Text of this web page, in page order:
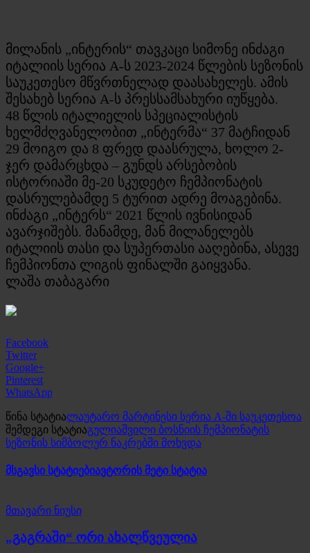
მილანის „ინტერის“ თავკაცი სიმონე ინძაგი
იტალიის სერია A-ს 2023-2024 წლების სეზონის
საუკეთესო მწვრთნელად დაასახელეს. ამის
შესახებ სერია A-ს პრესსამსახური იუწყება.
48 წლის იტალიელის სპეციალისტის
ხელმძღვანელობით „ინტერმა“ 37 მატჩიდან
29 მოიგო და 8 ფრედ დაასრულა, ხოლო 2-
ჯერ დამარცხდა – გუნდს არსებობის
ისტორიაში მე-20 სკუდეტო ჩემპიონატის
დასრულებამდე 5 ტურით ადრე მოაგებინა.
ინძაგი „ინტერს“ 2021 წლის ივნისიდან
ავარჯიშებს. მანამდე, მან მილანელებს
იტალიის თასი და სუპერთასი ააღებინა, ასევე
ჩემპიონთა ლიგის ფინალში გაიყვანა.
ლაშა თაბაგარი
Facebook
Twitter
Google+
Pinterest
WhatsApp
წინა სტატიალაუტარო მარტინესი სერია A-ში საუკეთესოა
შემდეგი სტატიაგულიაშვილი ბოსნიის ჩემპიონატის
სეზონის სიმბოლურ ნაკრებში მოხვდა
მსგავსი სტატიებიავტორის მეტი სტატია
მთავარი ნიუსი
„გაგრაში“ ორი ახალწვეულია